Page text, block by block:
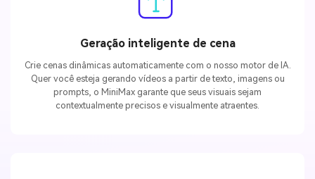
Geração inteligente de cena
Crie cenas dinâmicas automaticamente com o nosso motor de IA.
Quer você esteja gerando vídeos a partir de texto, imagens ou
prompts, o MiniMax garante que seus visuais sejam
contextualmente precisos e visualmente atraentes.